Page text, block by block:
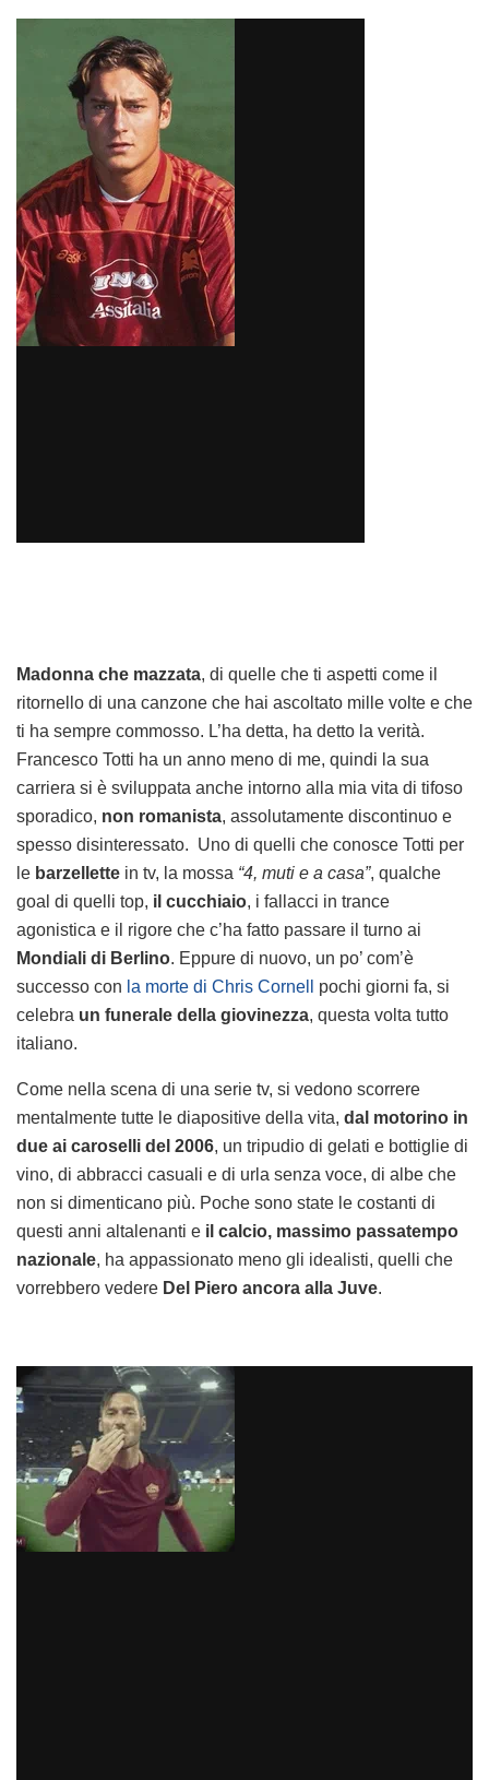
Madonna che mazzata, di quelle che ti aspetti come il
ritornello di una canzone che hai ascoltato mille volte e che
ti ha sempre commosso. L’ha detta, ha detto la verità.
Francesco Totti ha un anno meno di me, quindi la sua
carriera si è sviluppata anche intorno alla mia vita di tifoso
sporadico, non romanista, assolutamente discontinuo e
spesso disinteressato. Uno di quelli che conosce Totti per
le barzellette in tv, la mossa “4, muti e a casa”, qualche
goal di quelli top, il cucchiaio, i fallacci in trance
agonistica e il rigore che c’ha fatto passare il turno ai
Mondiali di Berlino. Eppure di nuovo, un po’ com’è
successo con la morte di Chris Cornell
pochi giorni fa, si
celebra un funerale della giovinezza, questa volta tutto
italiano.
Come nella scena di una serie tv, si vedono scorrere
mentalmente tutte le diapositive della vita, dal motorino in
due ai caroselli del 2006, un tripudio di gelati e bottiglie di
vino, di abbracci casuali e di urla senza voce, di albe che
non si dimenticano più. Poche sono state le costanti di
questi anni altalenanti e il calcio, massimo passatempo
nazionale, ha appassionato meno gli idealisti, quelli che
vorrebbero vedere Del Piero ancora alla Juve.